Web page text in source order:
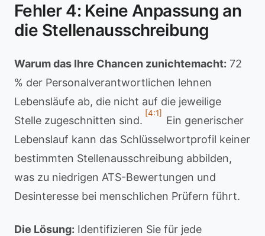
Fehler 4: Keine Anpassung an
die Stellenausschreibung
Warum das Ihre Chancen zunichtemacht: 72
% der Personalverantwortlichen lehnen
Lebensläufe ab, die nicht auf die jeweilige
Stelle zugeschnitten sind.
[4:1]
Ein generischer
Lebenslauf kann das Schlüsselwortprofil keiner
bestimmten Stellenausschreibung abbilden,
was zu niedrigen ATS-Bewertungen und
Desinteresse bei menschlichen Prüfern führt.
Die Lösung: Identifizieren Sie für jede